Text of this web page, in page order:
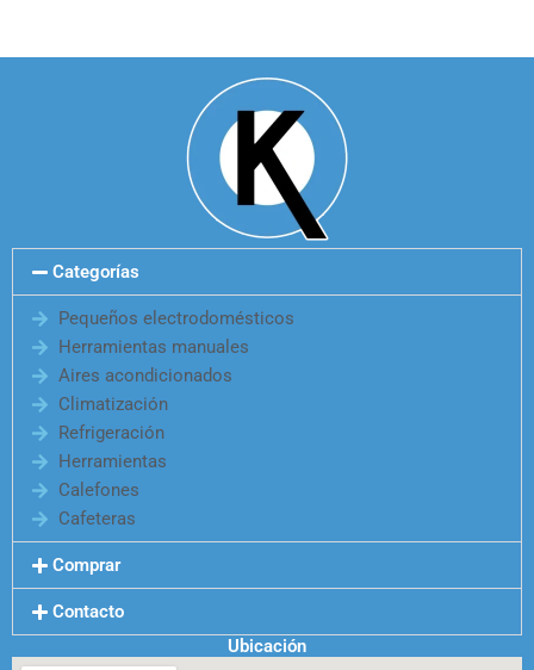
Categorías
Pequeños electrodomésticos
Herramientas manuales
Aires acondicionados
Climatización
Refrigeración
Herramientas
Calefones
Cafeteras
Comprar
Contacto
Ubicación